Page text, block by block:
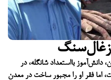
زغال‌سنگ
دانش‌آموز بااستعداد شانگله، در
۸۶۵ نمره گرفت، اما فقر او را مجبور ساخت در معدن